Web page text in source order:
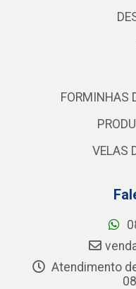
FORMINHAS
VELAS
Atendimento